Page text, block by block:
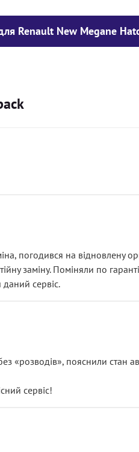
Renault New Megane
погодився на відновлену
заміну. Поміняли по
сервіс.
пояснили стан
сервіс!